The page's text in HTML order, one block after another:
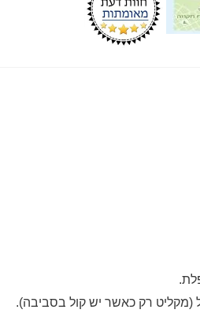
(מקליט רק כאשר יש קול בסביבה).